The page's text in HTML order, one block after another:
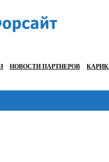
НОВОСТИ ПАРТНЕРОВ